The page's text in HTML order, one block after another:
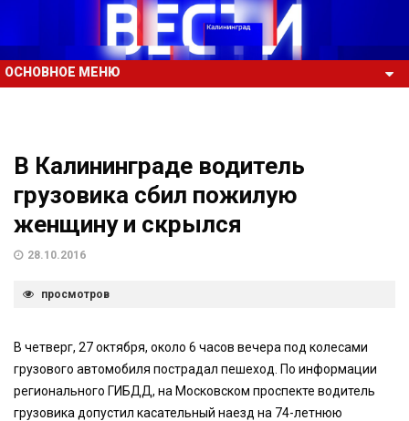
ОСНОВНОЕ МЕНЮ
В Калининграде водитель
грузовика сбил пожилую
женщину и скрылся
28.10.2016
просмотров
В четверг, 27 октября, около 6 часов вечера под колесами
грузового автомобиля пострадал пешеход. По информации
регионального ГИБДД, на Московском проспекте водитель
грузовика допустил касательный наезд на 74-летнюю